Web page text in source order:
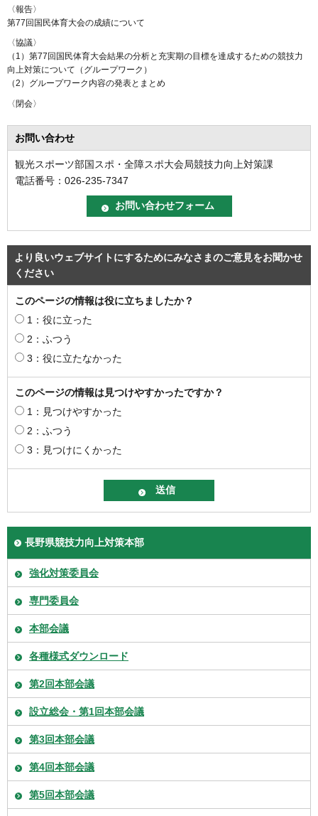
〈報告〉
第77回国民体育大会の成績について
〈協議〉
（1）第77回国民体育大会結果の分析と充実期の目標を達成するための競技力
向上対策について（グループワーク）
（2）グループワーク内容の発表とまとめ
〈閉会〉
お問い合わせ
観光スポーツ部国スポ・全障スポ大会局競技力向上対策課
電話番号：026-235-7347
より良いウェブサイトにするためにみなさまのご意見をお聞かせ
ください
このページの情報は役に立ちましたか？
1：役に立った
2：ふつう
3：役に立たなかった
このページの情報は見つけやすかったですか？
1：見つけやすかった
2：ふつう
3：見つけにくかった
長野県競技力向上対策本部
強化対策委員会
専門委員会
本部会議
各種様式ダウンロード
第2回本部会議
設立総会・第1回本部会議
第3回本部会議
第4回本部会議
第5回本部会議